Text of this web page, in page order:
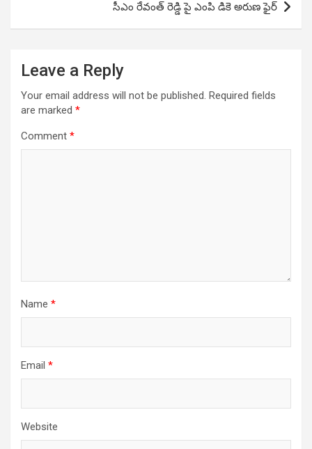
సీఎం రేవంత్ రెడ్డి పై ఎంపి డికె అరుణ ఫైర్
Leave a Reply
Your email address will not be published. Required fields
are marked *
Comment *
Name *
Email *
Website